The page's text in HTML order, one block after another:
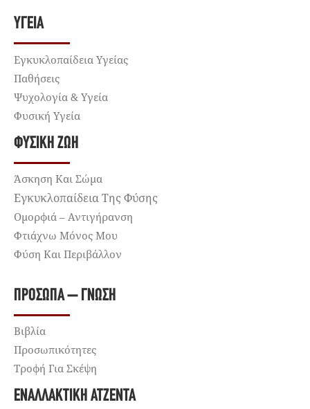
ΥΓΕΊΑ
Εγκυκλοπαίδεια Υγείας
Παθήσεις
Ψυχολογία & Υγεία
Φυσική Υγεία
ΦΥΣΙΚΉ ΖΩΉ
Άσκηση Και Σώμα
Εγκυκλοπαίδεια Της Φύσης
Ομορφιά – Αντιγήρανση
Φτιάχνω Μόνος Μου
Φύση Και Περιβάλλον
ΠΡΌΣΩΠΑ – ΓΝΏΣΗ
Βιβλία
Προσωπικότητες
Τροφή Για Σκέψη
ΕΝΑΛΛΑΚΤΙΚΉ ΑΤΖΈΝΤΑ